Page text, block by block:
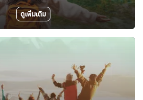
ดูเพิ่มเติม